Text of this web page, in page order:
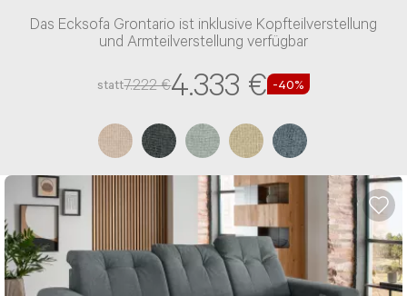
Das Ecksofa Grontario ist inklusive Kopfteilverstellung
und Armteilverstellung verfügbar
statt7.222 €4.333 € -40%